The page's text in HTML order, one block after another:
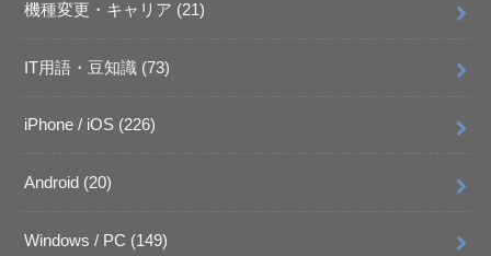
機種変更・キャリア (21)
IT用語・豆知識 (73)
iPhone / iOS (226)
Android (20)
Windows / PC (149)